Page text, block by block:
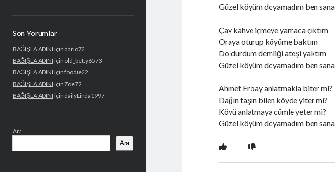
Son Yorumlar
BAĞIŞLA ADINI için dario72
BAĞIŞLA ADINI için old_betty6573
BAĞIŞLA ADINI için foodie22
BAĞIŞLA ADINI için Zoe72
BAĞIŞLA ADINI için dailyLinda1997
Ara
Ara
Güzel köyüm doyamadım ben sana
Çay kahve içmeye yamaca çıktım
Oraya oturup köyüme baktım
Doldurdum demliği ateşi yaktım
Güzel köyüm doyamadım ben sana
Ahmet Erbay anlatmakla biter mi?
Dağın taşın bilen köyde yiter mi?
Köyü anlatmaya cümle yeter mi?
Güzel köyüm doyamadım ben sana